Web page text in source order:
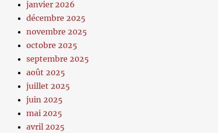
janvier 2026
décembre 2025
novembre 2025
octobre 2025
septembre 2025
août 2025
juillet 2025
juin 2025
mai 2025
avril 2025